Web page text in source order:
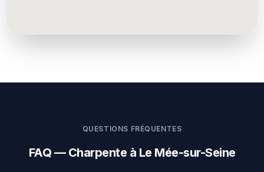
QUESTIONS FRÉQUENTES
FAQ — Charpente à Le Mée-sur-Seine